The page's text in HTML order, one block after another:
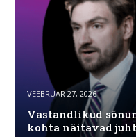
VEEBRUAR 27, 2026
Vastandlikud
kohta näitavad